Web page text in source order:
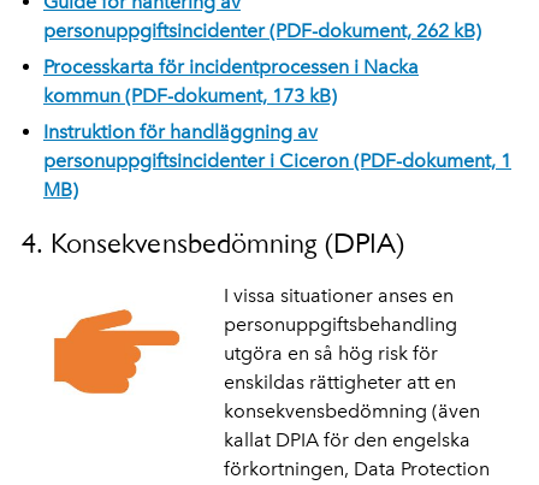
personuppgiftsincidenter (PDF-dokument, 262 kB)
Processkarta för incidentprocessen i Nacka
kommun (PDF-dokument, 173 kB)
Instruktion för handläggning av
personuppgiftsincidenter i Ciceron (PDF-dokument, 1
MB)
4. Konsekvensbedömning (DPIA)
I vissa situationer anses en
personuppgiftsbehandling
utgöra en så hög risk för
enskildas rättigheter att en
konsekvensbedömning (även
kallat DPIA för den engelska
förkortningen, Data Protection